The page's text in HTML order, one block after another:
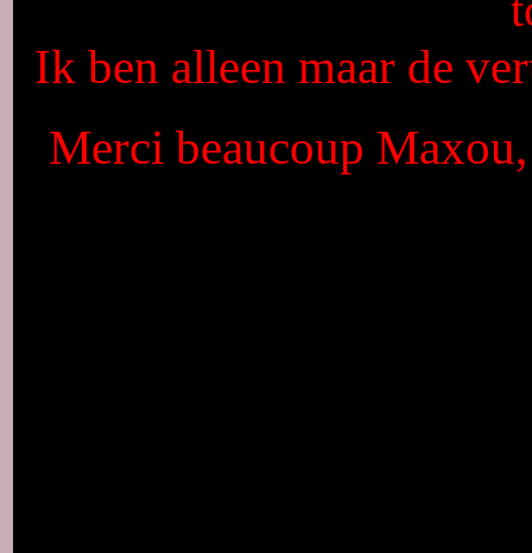
Ik ben alleen maar de
Merci beaucoup